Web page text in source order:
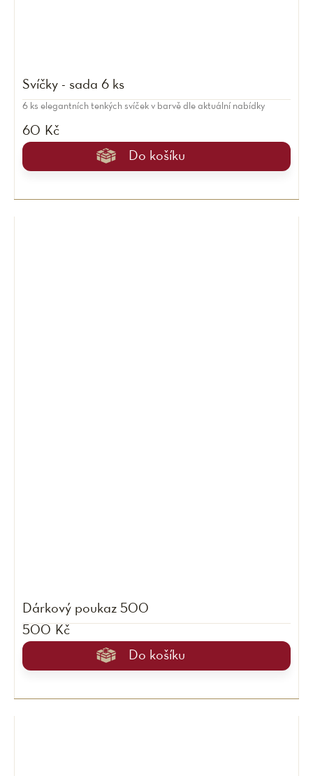
Svíčky - sada 6 ks
60 Kč
Do košíku
6 ks elegantních tenkých svíček v barvě dle aktuální nabídky
Dárkový poukaz 500
500 Kč
Do košíku